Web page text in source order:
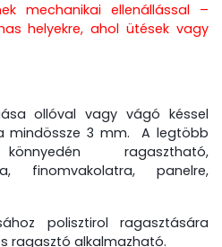
mechanikai ellenállással –
helyekre, ahol ütések vagy
ollóval vagy vágó késsel
mindössze 3 mm. A legtöbb
ragasztható,
finomvakolatra, panelre,
polisztirol ragasztására
ragasztó alkalmazható.